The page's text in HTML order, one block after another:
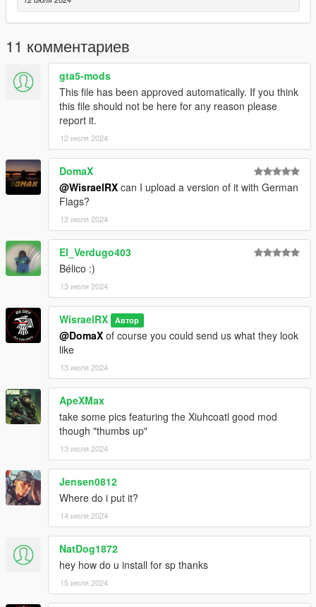
https://www.3dmilitaryassets.com/products/3dma-patches-and-
flags
Creditos:
Flags
C 3DMilitaryAssets
https://discord.gg/U5YKe3HKxd
11 комментариев
gta5-mods
This file has been approved automatically. If you think
this file should not be here for any reason please
report it.
12 июля 2024
DomaX
@WisraelRX can I upload a version of it with German
Flags?
12 июля 2024
El_Verdugo403
Bélico :)
13 июля 2024
WisraelRX Автор
@DomaX of course you could send us what they look
like
13 июля 2024
ApeXMax
take some pics featuring the Xiuhcoatl good mod
though "thumbs up"
13 июля 2024
Jensen0812
Where do i put it?
14 июля 2024
NatDog1872
hey how do u install for sp thanks
15 июля 2024